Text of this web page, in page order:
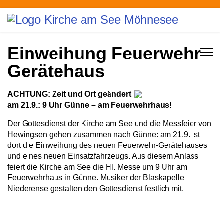
Einweihung Feuerwehr
Gerätehaus
ACHTUNG: Zeit und Ort geändert
am 21.9.: 9 Uhr Günne – am Feuerwehrhaus!
Der Gottesdienst der Kirche am See und die Messfeier von
Hewingsen gehen zusammen nach Günne: am 21.9. ist
dort die Einweihung des neuen Feuerwehr-Gerätehauses
und eines neuen Einsatzfahrzeugs. Aus diesem Anlass
feiert die Kirche am See die Hl. Messe um 9 Uhr am
Feuerwehrhaus in Günne. Musiker der Blaskapelle
Niederense gestalten den Gottesdienst festlich mit.